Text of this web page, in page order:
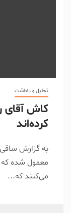
تحلیل و یاداشت
کاش آقای
کرده‌اند
به گزارش ساقی
معمول شده که
می‌کنند که...